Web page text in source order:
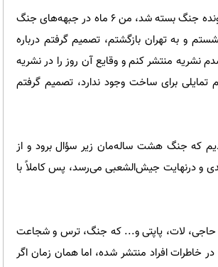
وی درباره ایده ساخت اخراجی‌های یک گفت: زمانی که جنگ به اتمام رسید و پرونده جنگ بسته شد، من 6 ماه در جبهه‌های جنگ
و به تهران بازگشتم، تصمیم گرفتم درباره
نشریه منتشر کنم و وقایع آن روز را در نشریه
تمایلی برای ساخت وجود ندارد، تصمیم گرفتم
که جنگ هشت ساله‌مان زیر سؤال برود و از
و درنهایت جیش‌الشعبی می‌رسد، پس کاملاً با
حاجی، لات، پاپتی و... که جنگ، ترس و شجاعت
افراد منتشر شده، اما همان زمان اگر